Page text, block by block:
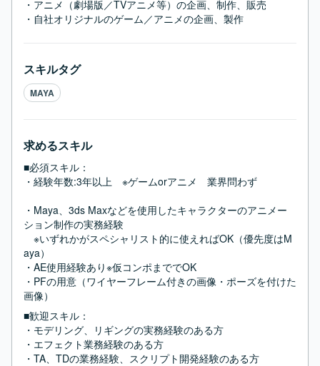
・アニメ（劇場版／TVアニメ等）の企画、制作、販売
・自社オリジナルのゲーム／アニメの企画、製作
スキルタグ
MAYA
求めるスキル
■必須スキル：
・経験年数:3年以上　※ゲームorアニメ　業界問わず
・Maya、3ds Maxなどを使用したキャラクターのアニメー
ション制作の実務経験
※いずれかがスペシャリスト的に使えればOK（優先度はM
aya）
・AE使用経験あり※仮コンポまででOK
・PFの用意（ワイヤーフレーム付きの画像・ポーズを付けた
画像）
■歓迎スキル：
・モデリング、リギングの実務経験のある方
・エフェクト業務経験のある方
・TA、TDの業務経験、スクリプト開発経験のある方